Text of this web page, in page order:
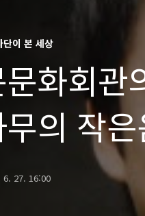
단이 본 세상
화회관
의 작
6. 27. 16:00